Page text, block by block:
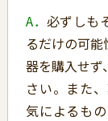
A．必ずしも
るだけの可
器を購入せ
さい。また
気によるも